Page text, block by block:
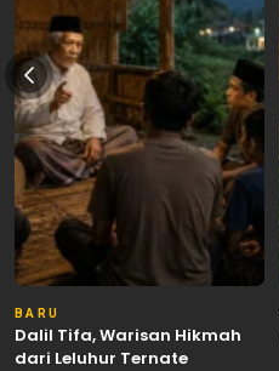
BARU
Dalil Tifa, Warisan Hikmah
dari Leluhur Ternate